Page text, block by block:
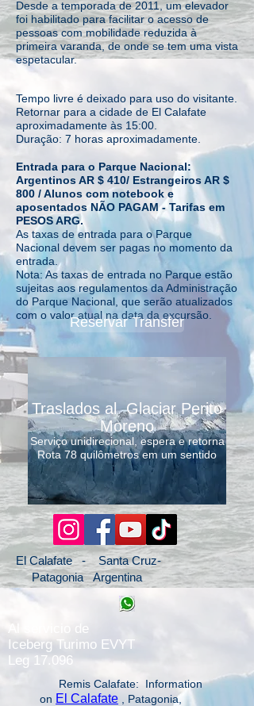
Desde a temporada de 2011, um elevador
foi habilitado para facilitar o acesso de
pessoas com mobilidade reduzida à
primeira varanda, de onde se tem uma vista
espetacular.
Tempo livre é deixado para uso do visitante.
Retornar para a cidade de El Calafate
aproximadamente às 15:00.
Duração: 7 horas aproximadamente.
Entrada para o Parque Nacional:
Argentinos AR $ 410/ Estrangeiros AR $
800 / Alunos com notebook e
aposentados NÃO PAGAM - Tarifas em
PESOS ARG.
As taxas de entrada para o Parque
Nacional devem ser pagas no momento da
entrada.
Nota: As taxas de entrada no Parque estão
sujeitas aos regulamentos da Administração
do Parque Nacional, que serão atualizados
com o valor atual na data da excursão.
Reservar Transfer
Traslados al Glaciar Perito
Moreno
Serviço unidirecional, espera e retorna
Rota 78 quilômetros em um sentido
El Calafate - Santa Cruz-
Patagonia Argentina
Al servicio de
Iceberg Turimo EVYT
Leg 17.096
Remis Calafate: Information
on El Calafate , Patagonia,